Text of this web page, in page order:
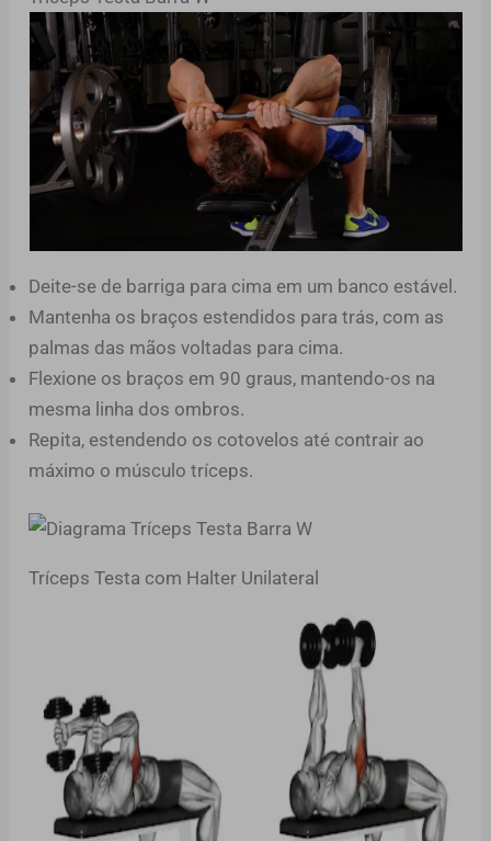
Deite-se de barriga para cima em um banco estável.
Mantenha os braços estendidos para trás, com as
palmas das mãos voltadas para cima.
Flexione os braços em 90 graus, mantendo-os na
mesma linha dos ombros.
Repita, estendendo os cotovelos até contrair ao
máximo o músculo tríceps.
Tríceps Testa com Halter Unilateral